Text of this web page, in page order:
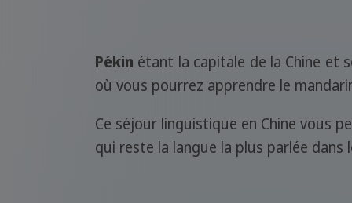
Pékin étant la capitale de la Chine et
où vous pourrez apprendre le
Ce séjour linguistique en Chine vous
qui reste la langue la plus parlée